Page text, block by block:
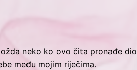
neko ko ovo čita pronađe dio
među mojim riječima.